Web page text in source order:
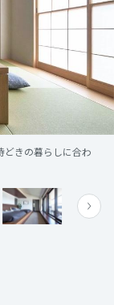
どきの暮らしに合わ
す。
15(土)以降
さい。
経験と発
ご要望に
す。お
イメージ
す。
15(土)以降
い。
)～
初めて」
ナル
レゼン